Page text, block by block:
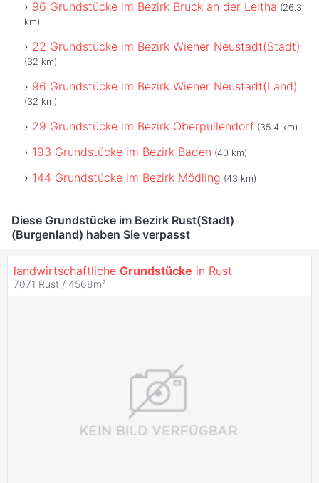
96 Grundstücke im Bezirk Bruck an der Leitha (26.3
km)
22 Grundstücke im Bezirk Wiener Neustadt(Stadt)
(32 km)
96 Grundstücke im Bezirk Wiener Neustadt(Land)
(32 km)
29 Grundstücke im Bezirk Oberpullendorf (35.4 km)
193 Grundstücke im Bezirk Baden (40 km)
144 Grundstücke im Bezirk Mödling (43 km)
Diese Grundstücke im Bezirk Rust(Stadt)
(Burgenland) haben Sie verpasst
landwirtschaftliche Grundstücke in Rust
7071 Rust / 4568m²